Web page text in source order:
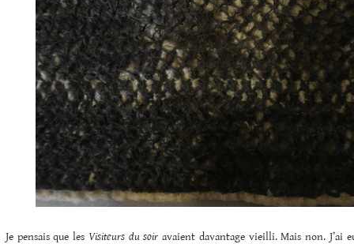
Je pensais que les Visiteurs du soir avaient davantage vieilli. Mais non. J’ai